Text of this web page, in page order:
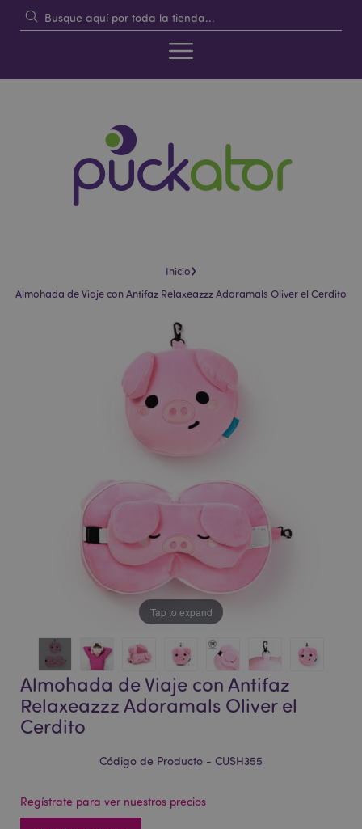
Inicio›
Almohada de Viaje con Antifaz Relaxeazzz Adoramals Oliver el Cerdito
Tap to expand
Almohada de Viaje con Antifaz
Relaxeazzz Adoramals Oliver el
Cerdito
Código de Producto - CUSH355
Regístrate para ver nuestros precios